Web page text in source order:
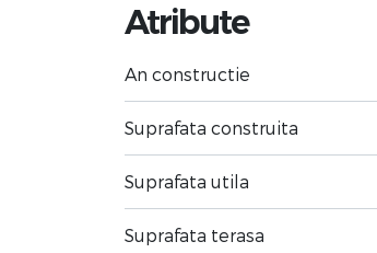
Atribute
An constructie
Suprafata construita
Suprafata utila
Suprafata terasa